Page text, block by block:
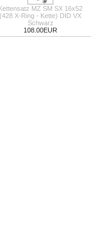
MZ SM SX 16x52
(428 X-Ring - Kette) DID VX
Schwarz
108.00EUR